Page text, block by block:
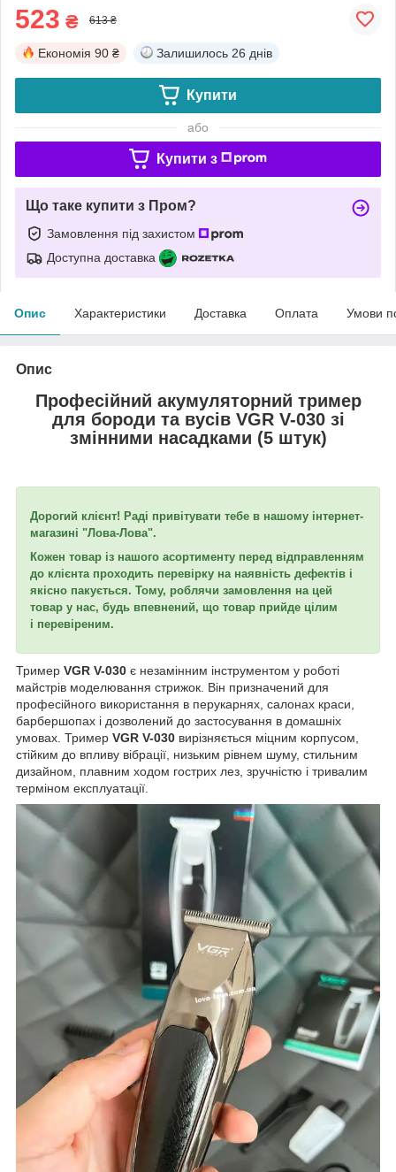
523 ₴ 613 ₴
Економія 90 ₴ Залишилось 26 днів
Купити
або
Купити з
Що таке купити з Пром?
Замовлення під захистом
Доступна доставка
Опис Характеристики Доставка Оплата Умови
Опис
Професійний акумуляторний тример
для бороди та вусів VGR V-030 зі
змінними насадками (5 штук)
Дорогий клієнт! Раді привітувати тебе в нашому інтернет-
магазині "Лова-Лова".
Кожен товар із нашого асортименту перед відправленням
до клієнта проходить перевірку на наявність дефектів і
якісно пакується. Тому, роблячи замовлення на цей
товар у нас, будь впевнений, що товар прийде цілим
і перевіреним.
Тример VGR V-030 є незамінним інструментом у роботі
майстрів моделювання стрижок. Він призначений для
професійного використання в перукарнях, салонах краси,
барбершопах і дозволений до застосування в домашніх
умовах. Тример VGR V-030 вирізняється міцним корпусом,
стійким до впливу вібрації, низьким рівнем шуму, стильним
дизайном, плавним ходом гострих лез, зручністю і тривалим
терміном експлуатації.